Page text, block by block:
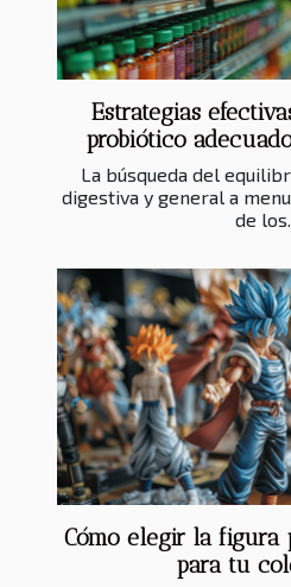
Estrategias
probiótico
La búsqueda del
digestiva y general a
de los...
Cómo elegir la figura
para tu